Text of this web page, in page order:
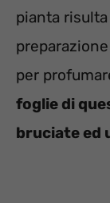
pianta
per
foglie di
bruciate ed